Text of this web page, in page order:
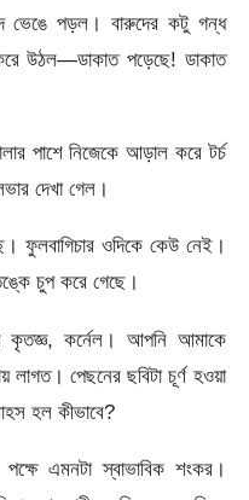
ভেঙে পড়ল। বারুদের কটু গন্ধ
উঠল—ডাকাত পড়েছে! ডাকাত
পাশে নিজেকে আড়াল করে টর্চ
দেখা গেল।
ফুলবাগিচার ওদিকে কেউ নেই।
চুপ করে গেছে।
কর্নেল। আপনি আমাকে
লাগত। পেছনের ছবিটা চূর্ণ হওয়া
হল কীভাবে?
এমনটা স্বাভাবিক শংকর।